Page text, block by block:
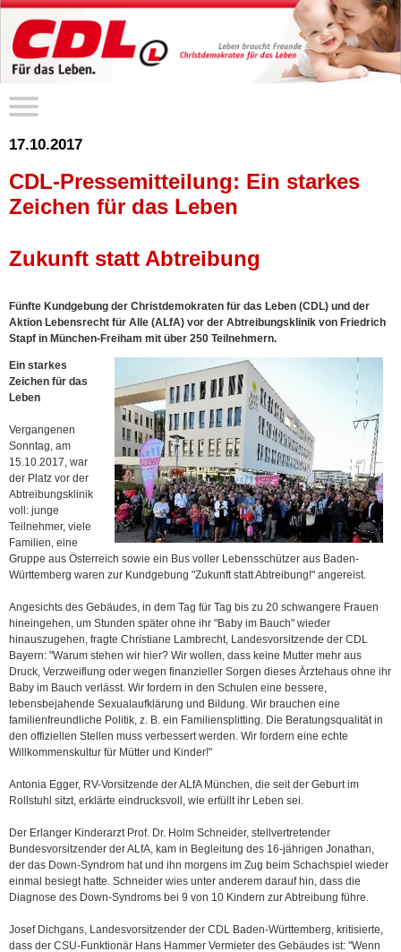
17.10.2017
CDL-Pressemitteilung: Ein starkes
Zeichen für das Leben
Zukunft statt Abtreibung
Fünfte Kundgebung der Christdemokraten für das Leben (CDL) und der
Aktion Lebensrecht für Alle (ALfA) vor der Abtreibungsklinik von Friedrich
Stapf in München-Freiham mit über 250 Teilnehmern.
Ein starkes
Zeichen für das
Leben
Vergangenen
Sonntag, am
15.10.2017, war
der Platz vor der
Abtreibungsklinik
voll: junge
Teilnehmer, viele
Familien, eine
Gruppe aus Österreich sowie ein Bus voller Lebensschützer aus Baden-
Württemberg waren zur Kundgebung "Zukunft statt Abtreibung!" angereist.
Angesichts des Gebäudes, in dem Tag für Tag bis zu 20 schwangere Frauen
hineingehen, um Stunden später ohne ihr "Baby im Bauch" wieder
hinauszugehen, fragte Christiane Lambrecht, Landesvorsitzende der CDL
Bayern: "Warum stehen wir hier? Wir wollen, dass keine Mutter mehr aus
Druck, Verzweiflung oder wegen finanzieller Sorgen dieses Ärztehaus ohne ihr
Baby im Bauch verlässt. Wir fordern in den Schulen eine bessere,
lebensbejahende Sexualaufklärung und Bildung. Wir brauchen eine
familienfreundliche Politik, z. B. ein Familiensplitting. Die Beratungsqualität in
den offiziellen Stellen muss verbessert werden. Wir fordern eine echte
Willkommenskultur für Mütter und Kinder!"
Antonia Egger, RV-Vorsitzende der ALfA München, die seit der Geburt im
Rollstuhl sitzt, erklärte eindrucksvoll, wie erfüllt ihr Leben sei.
Der Erlanger Kinderarzt Prof. Dr. Holm Schneider, stellvertretender
Bundesvorsitzender der ALfA, kam in Begleitung des 16-jährigen Jonathan,
der das Down-Syndrom hat und ihn morgens im Zug beim Schachspiel wieder
einmal besiegt hatte. Schneider wies unter anderem darauf hin, dass die
Diagnose des Down-Syndroms bei 9 von 10 Kindern zur Abtreibung führe.
Josef Dichgans, Landesvorsitzender der CDL Baden-Württemberg, kritisierte,
dass der CSU-Funktionär Hans Hammer Vermieter des Gebäudes ist: "Wenn